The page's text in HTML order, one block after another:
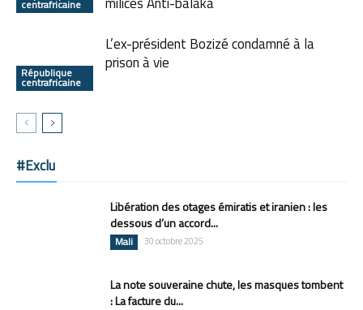
centrafricaine
République
centrafricaine
L’ex-président Bozizé condamné à la
prison à vie
#Exclu
Libération des otages émiratis et iranien : les
dessous d’un accord...
Mali 30 octobre 2025
La note souveraine chute, les masques tombent
: La facture du...